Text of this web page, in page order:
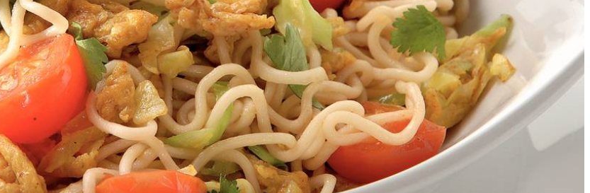
Kies producten
Wat vond je van dit recept?